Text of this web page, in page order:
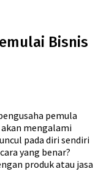
Bisnis
pemula
mengalami
pada diri sendiri
yang benar?
produk atau jasa